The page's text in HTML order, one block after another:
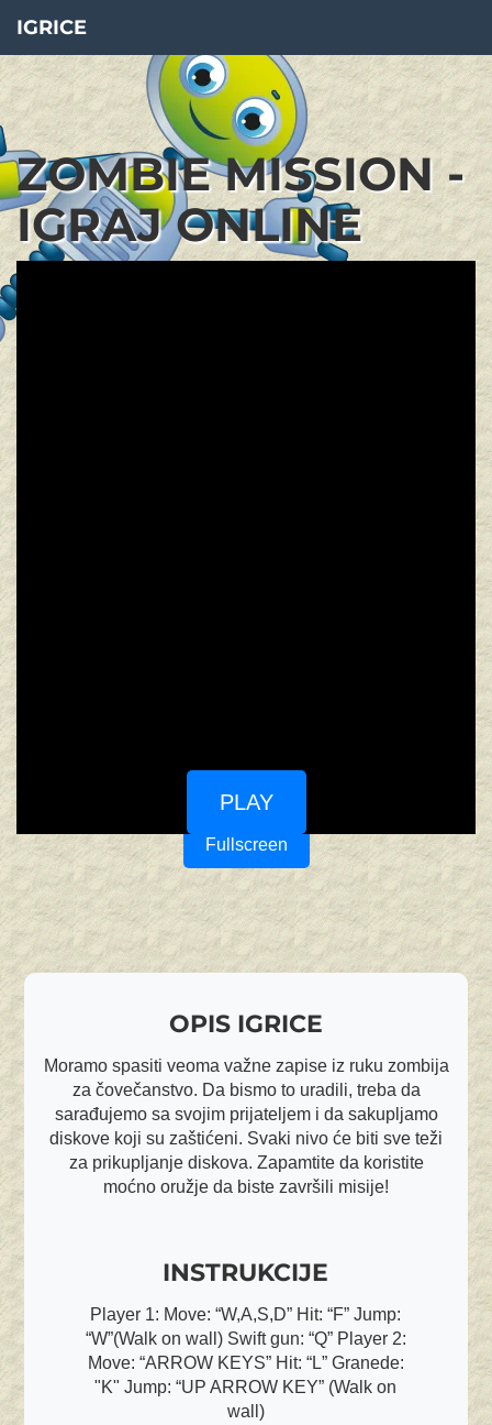
IGRICE
ZOMBIE MISSION -
IGRAJ ONLINE
PLAY
Fullscreen
OPIS IGRICE
Moramo spasiti veoma važne zapise iz ruku zombija
za čovečanstvo. Da bismo to uradili, treba da
sarađujemo sa svojim prijateljem i da sakupljamo
diskove koji su zaštićeni. Svaki nivo će biti sve teži
za prikupljanje diskova. Zapamtite da koristite
moćno oružje da biste završili misije!
INSTRUKCIJE
Player 1: Move: “W,A,S,D” Hit: “F” Jump:
“W”(Walk on wall) Swift gun: “Q” Player 2:
Move: “ARROW KEYS” Hit: “L” Granede:
"K" Jump: “UP ARROW KEY” (Walk on
wall)